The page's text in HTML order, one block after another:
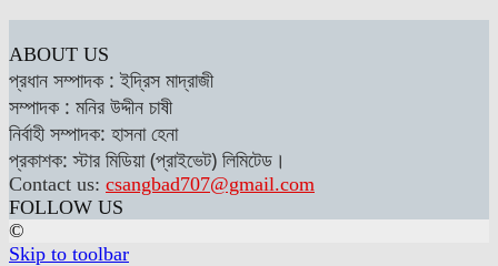
ABOUT US
প্রধান সম্পাদক : ইদ্রিস মাদ্রাজী
সম্পাদক : মনির উদ্দীন চাষী
নির্বাহী সম্পাদক: হাসনা হেনা
প্রকাশক: স্টার মিডিয়া (প্রাইভেট) লিমিটেড।
Contact us: csangbad707@gmail.com
FOLLOW US
©
Skip to toolbar